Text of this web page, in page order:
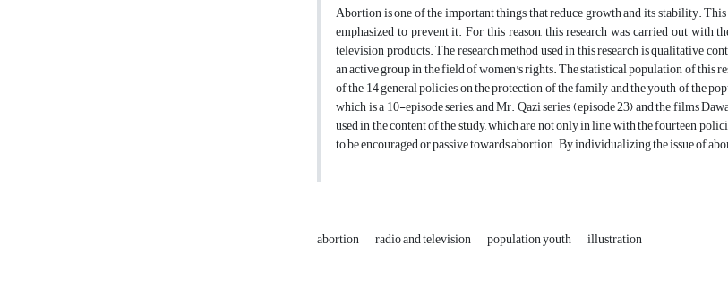
Abortion is one of the important things that reduce growth and its stability. This
emphasized to prevent it. For this reason, this research was carried out
television products. The research method used in this research is qualitative
an active group in the field of women's rights. The statistical population of this
of the 14 general policies on the protection of the family and the youth of the
which is a 10-episode series, and Mr. Qazi series (episode 23) and the films
used in the content of the study, which are not only in line with the fourteen
to be encouraged or passive towards abortion. By individualizing the issue of
abortion radio and television population youth illustration